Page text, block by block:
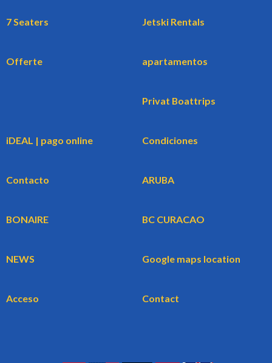
7 Seaters Jetski Rentals
Offerte apartamentos
Privat Boattrips
iDEAL | pago online Condiciones
Contacto ARUBA
BONAIRE BC CURACAO
NEWS Google maps location
Acceso Contact